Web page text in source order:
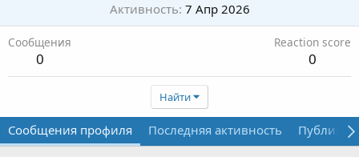
Активность 7 Апр 2026
Сообщения
0
Reaction score
0
Найти
Сообщения профиля Последняя активность